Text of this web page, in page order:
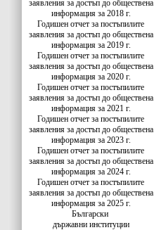
заявления за достъп до обществена
информация за 2018 г.
Годишен отчет за постъпилите
заявления за достъп до обществена
информация за 2019 г.
Годишен отчет за постъпилите
заявления за достъп до обществена
информация за 2020 г.
Годишен отчет за постъпилите
заявления за достъп до обществена
информация за 2021 г.
Годишен отчет за постъпилите
заявления за достъп до обществена
информация за 2023 г.
Годишен отчет за постъпилите
заявления за достъп до обществена
информация за 2024 г.
Годишен отчет за постъпилите
заявления за достъп до обществена
информация за 2025 г.
Български
държавни институции